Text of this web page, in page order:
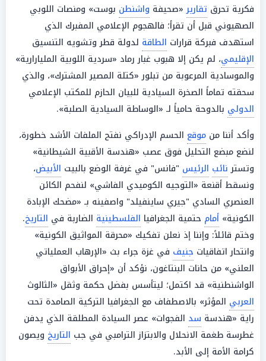
فكرية تحرق تقارير«صحيفة واشنطن بوست» ومنصات اللوبي
الصهيوني قبل أن تقرأ؛ فالهجوم الإعلامي المفبرك الذي
استهدف فبركة قرارات الطاقة لدولة قطر وتشويه التنسيق
الإقليمي، لم يكن إلا هبوب غبار رماد «سردية اللوبية المليارارية»
والموسادية المرعوبة من تبلور «كتلة المصير المشترك»، والذي
سحقته تماماً الصخرة السيادية للبيان الحازم للمكتب الإعلامي
الدولي بالدوحة حامياً لـ «الوساطة السيادية الصلبة».
وأكد أننا من موقع الحسم الإدراكي نفتح الملفات الأشد خطورة،
لنضع مبضع التحليل فوق عصب «هندسة الأقبية الشيطانية»
وتسترنائب الرئيس "فانس" في غرفة الوضع بالبيت الأبيض،
ونسقط أقنعة «التوجيه الكوميدي الفاشي» لنفحم الكائن
العنصري السادي "جيري ساينفيلد" واصفينه بـ «مضحك الإبادة
الكونية» أمام حتمية الجغرافيا الفلسطينية الضاربة في التاريخ.
وختم قائلاً: وإننا إذ نعلن تفكيك «محرقة المواثيق الكونية»
وانتحار اتفاقيات جنيف في غزة جراء بث «الإرهاب العملياتي
العلني» من حانات البنتاغون، نؤكد أن «إحراق الأبواق
الواشنطنية» قد اكتمل؛ ليتأسس بفضل حكمة وثقل «الثالوث
العربي المؤثر» بالاصطفاف مع الجغرافيا التركية الصامدة تحت
راية «هندسة سد الفجوات» عصر السيادة المطلقة الذي يدفن
غطرسة طغمة الانحلال والابتزاز الترامبي في جب التاريخ ويصون
كرامة الأمة إلى الأبد.